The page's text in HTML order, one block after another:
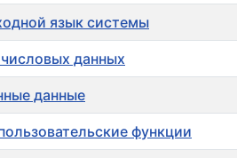
язык системы
данных
данные
функции